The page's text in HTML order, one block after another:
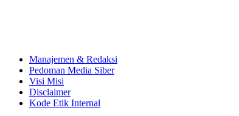
Manajemen & Redaksi
Pedoman Media Siber
Visi Misi
Disclaimer
Kode Etik Internal